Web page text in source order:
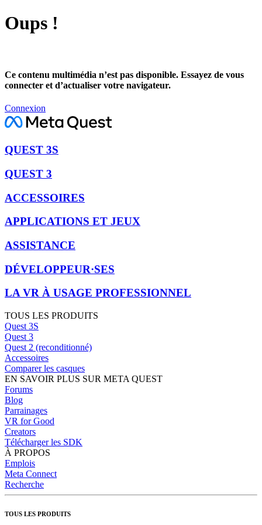
Oups !
Ce contenu multimédia n’est pas disponible. Essayez de vous
connecter et d’actualiser votre navigateur.
Connexion
QUEST 3S
QUEST 3
ACCESSOIRES
APPLICATIONS ET JEUX
ASSISTANCE
DÉVELOPPEUR·SES
LA VR À USAGE PROFESSIONNEL
TOUS LES PRODUITS
Quest 3S
Quest 3
Quest 2 (reconditionné)
Accessoires
Comparer les casques
EN SAVOIR PLUS SUR META QUEST
Forums
Blog
Parrainages
VR for Good
Creators
Télécharger les SDK
À PROPOS
Emplois
Meta Connect
Recherche
TOUS LES PRODUITS